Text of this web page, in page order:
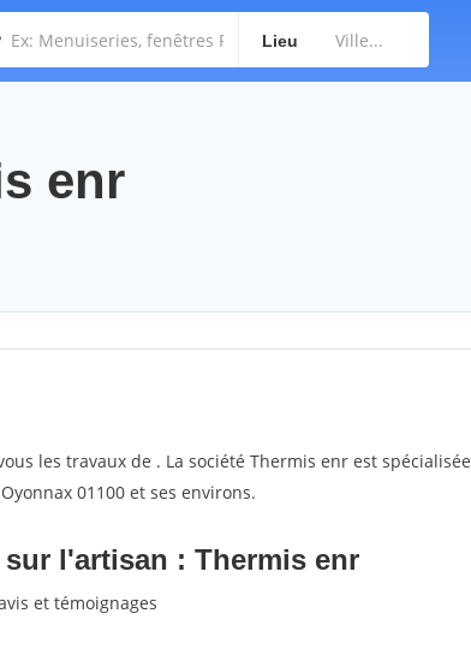
Lieu
enr
les travaux de . La société Thermis enr est spécialisée
01100 et ses environs.
l'artisan : Thermis enr
et témoignages